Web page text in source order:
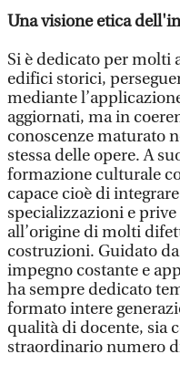
Una visione etica
Si è dedicato per molti
edifici storici,
mediante
aggiornati, ma in
conoscenze maturato
stessa delle opere. A
formazione culturale
capace cioè di
specializzazioni e
all’origine di molti
costruzioni. Guidato
impegno costante e
ha sempre dedicato
formato intere
qualità di docente, sia
straordinario numero